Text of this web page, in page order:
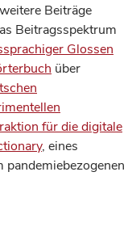
Beiträge
Beitragsspektrum
Glossen
über
für die digitale
, eines